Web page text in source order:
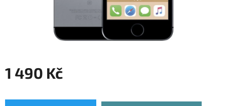
1 490 Kč
cena: